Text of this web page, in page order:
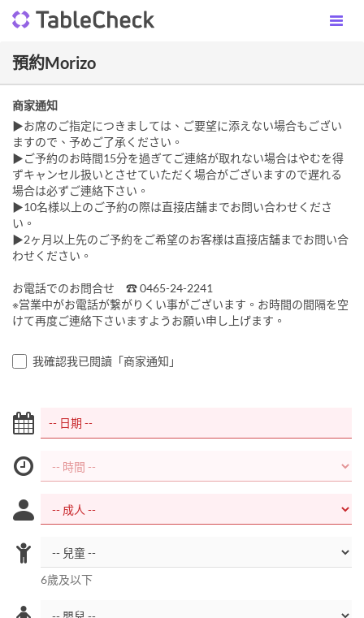
預約Morizo
商家通知
▶お席のご指定につきましては、ご要望に添えない場合もござい
ますので、予めご了承ください。
▶ご予約のお時間15分を過ぎてご連絡が取れない場合はやむを得
ずキャンセル扱いとさせていただく場合がございますので遅れる
場合は必ずご連絡下さい。
▶10名様以上のご予約の際は直接店舗までお問い合わせくださ
い。
▶2ヶ月以上先のご予約をご希望のお客様は直接店舗までお問い合
わせください。
お電話でのお問合せ ☎ 0465-24-2241
※営業中がお電話が繋がりくい事がございます。お時間の間隔を空
けて再度ご連絡下さいますようお願い申し上げます。
我確認我已閱讀「商家通知」
6歲及以下